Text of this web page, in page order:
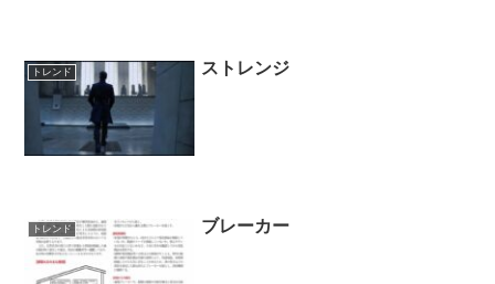
トレンド ストレンジ
トレンド ブレーカー